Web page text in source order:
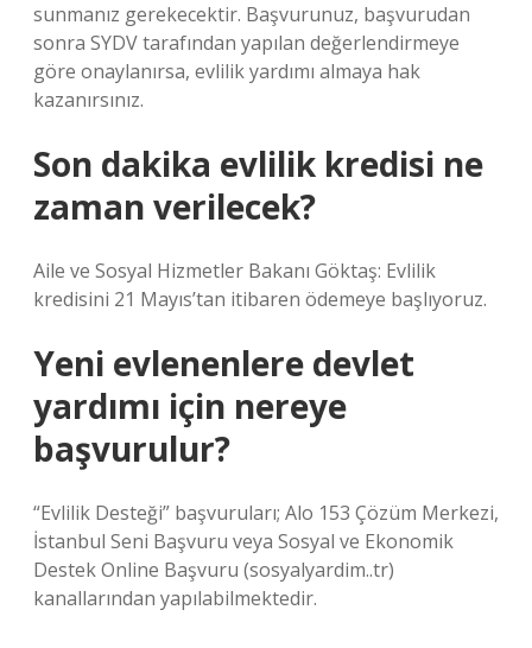
sunmanız gerekecektir. Başvurunuz, başvurudan
sonra SYDV tarafından yapılan değerlendirmeye
göre onaylanırsa, evlilik yardımı almaya hak
kazanırsınız.
Son dakika evlilik kredisi ne
zaman verilecek?
Aile ve Sosyal Hizmetler Bakanı Göktaş: Evlilik
kredisini 21 Mayıs’tan itibaren ödemeye başlıyoruz.
Yeni evlenenlere devlet
yardımı için nereye
başvurulur?
“Evlilik Desteği” başvuruları; Alo 153 Çözüm Merkezi,
İstanbul Seni Başvuru veya Sosyal ve Ekonomik
Destek Online Başvuru (sosyalyardim..tr)
kanallarından yapılabilmektedir.